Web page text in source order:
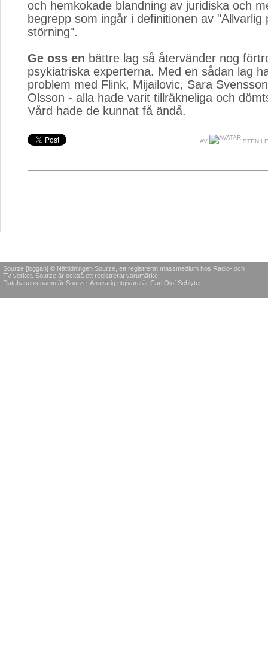
och hemkokade blandning av juridiska och
begrepp som ingår i definitionen av "Allvarlig
störning".
Ge oss en bättre lag så återvänder nog
psykiatriska experterna. Med en sådan lag
problem med Flink, Mijailovic, Sara
Olsson - alla hade varit tillräkneliga och
Vård hade de kunnat få ändå.
AV STEN
Sourze [loggan] © Nättidningen Sourze, ett registrerat massmedium hos Radio- och
TV-verket. Sourze är också ett registrerat varumärke.
Databasens namn är Sourze. Ansvarig utgivare är Carl Olof Schlyter.